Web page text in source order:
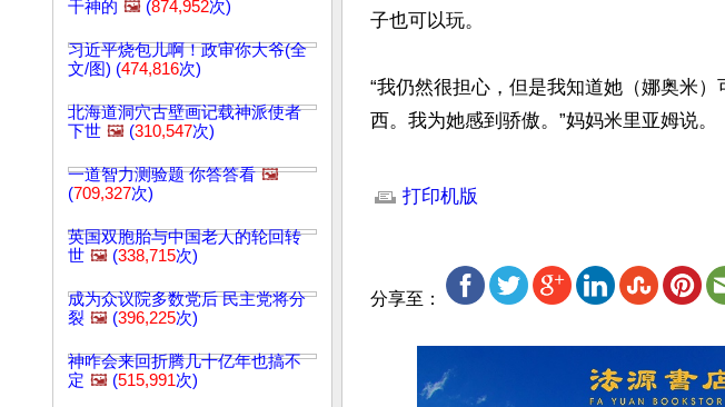
干神的 🖼️ (874,952次)
习近平烧包儿啊！政审你大爷(全
文/图) (474,816次)
北海道洞穴古壁画记载神派使者
下世 🖼️ (310,547次)
一道智力测验题 你答答看 🖼️
(709,327次)
英国双胞胎与中国老人的轮回转
世 🖼️ (338,715次)
成为众议院多数党后 民主党将分
裂 🖼️ (396,225次)
神咋会来回折腾几十亿年也搞不
定 🖼️ (515,991次)
子也可以玩。
“我仍然很担心，但是我知道她（娜奥米
西。我为她感到骄傲。”妈妈米里亚姆说
打印机版
分享至：